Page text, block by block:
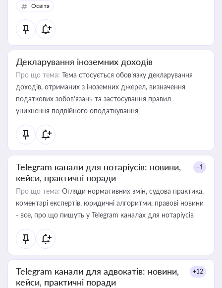
Освіта
Декларування іноземних доходів
Про що тема: Тема стосується обов’язку декларування
доходів, отриманих з іноземних джерел, визначення
податкових зобов’язань та застосування правил
уникнення подвійного оподаткування
Telegram канали для нотаріусів: новини,
кейси, практичні поради
+1
Про що тема: Огляди нормативних змін, судова практика,
коментарі експертів, юридичні алгоритми, правові новини
- все, про що пишуть у Telegram каналах для нотаріусів
Telegram канали для адвокатів: новини,
кейси, практичні поради
+12